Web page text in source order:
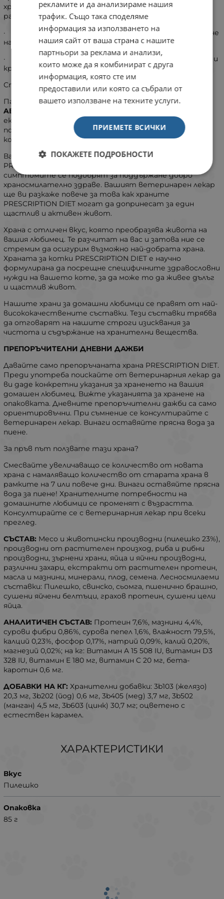
хранителни вещества при храносмилателни
разстройства.
· Клинично доказани антиоксиданти за поддържане
на здрава имунна система
· Омега-3 и Омега-6 за поддържане на здрава кожа и
красива козина
Стъпка напред към най-добрия живот.
Паучът за коткиPRESCRIPTION DIET i/d Digestive Care
AB+
експерти и ветеринарните лекари на Hill's, за да
поддържа храносмилателното здраве на вашата
котка.
Важно е да продължите да храните котката си с
PRESCRIPTION DIET i/d Digestive Care AB+ и след като
симптомите се подобрят за поддържане добро
храносмилателно здраве. Вашият ветеринарен лекар
ще ви разкаже повече за това как храните
PRESCRIPTION DIET могат да допринесат за един
щастлив и активен живот.
Храна с отличен вкус, която преобразява живота на
вашия любимец. Те разчитат на вас и затова ние се
стремим да осигурим възможно най-добрата храна.
Храната за котки PRESCRIPTION DIET е научно
формулирана да посрещне специфичните здравословни
нужди на вашето коте, за да може то да живее дълъг
и щастлив живот.
Нашите храни за домашни любимци се правят от най-
висококачествените съставки. Тези съставки трябва
да отговарят на нашите строги изисквания за
чистота и съдържание на хранителни вещества.
ПРЕПОРЪЧИТЕЛНИ ДНЕВНИ ДАЖБИ
Давайте само препоръчаната храна PRESCRIPTION DIET.
Преди употреба поискайте от ветеринарния лекар да
ви даде конкретни указания за храненето на вашия
домашен любимец. Вижте указанията за хранене на
опаковката. Дневните препоръчителни дажби са само
ориентировъчни. При съмнение се консултирайте с
ветеринарен лекар. Винаги оставяйте прясна вода за
пиене.
За пръв път ползвате тази храна?
Смесвайте увеличаващо се количество от новата
храна с намаляващо количество от старата храна в
рамките на 7 или повече дни. Винаги оставяйте прясна
вода за пиене! Хранителните потребности на
домашните любимци се променят с възрастта.
Консултирайте се с ветеринарния лекар при всеки
преглед.
СЪСТАВ: Месо и животински производни (пилешко 23%),
производни от растителен произход, риба и рибни
производни, зърнени храни, яйца и яйчни производни,
различни захари, екстракти от растителен протеин,
масла и мазнини, минерали, плод, семена. Лесносмилаеми
съставки: Пилешко, свинско, сьомга, пшенично брашно,
сушени яйчени белтъци, грахов протеин, сушени цели
яйца.
АНАЛИТИЧЕН СЪСТАВ: Протеин 7,6%, мазнини 4,4%,
сурови фибри 0,86%, сурова пепел 1,6%, влажност 79,5%,
калций 0,23%, фосфор 0,17%, натрий 0,09%, калий 0,20%,
магнезий 0,02%; на кг: Витамин A 15 508 IU, витамин D3
328 IU, витамин E 180 мг, витамин C 20 мг, бета-
каротин 0,6 мг.
ДОБАВКИ НА КГ: Хранителни добавки: 3b103 (желязо)
20,3 мг, 3b202 (йод) 0,6 мг, 3b405 (мед) 3,7 мг, 3b502
(манган) 4,5 мг, 3b603 (цинк) 30,7 мг; оцветено с
естествен карамел.
ХАРАКТЕРИСТИКИ
Вкус
Пилешко
Опаковка
85 г
рекламите и да анализираме нашия
трафик. Също така споделяме
информация за използването на
нашия сайт от ваша страна с нашите
партньори за реклама и анализи,
които може да я комбинират с друга
информация, която сте им
предоставили или която са събрали от
вашето използване на техните услуги.
ПРИЕМЕТЕ ВСИЧКИ
ПОКАЖЕТЕ ПОДРОБНОСТИ